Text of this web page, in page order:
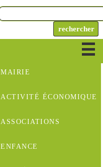
MAIRIE
ACTIVITÉ ÉCONOMIQUE
ASSOCIATIONS
ENFANCE